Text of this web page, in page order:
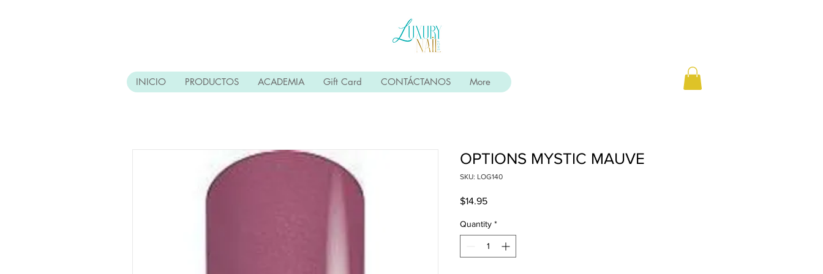
OPTIONS MYSTIC MAUVE
SKU: LOG140
$14.95Price
Quantity *
INICIO PRODUCTOS ACADEMIA Gift Card CONTÁCTANOS More